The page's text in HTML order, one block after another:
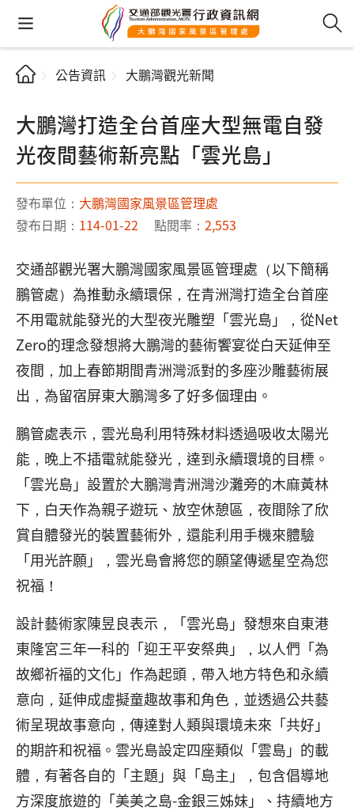
公告資訊 大鵬灣觀光新聞
大鵬灣打造全台首座大型無電自發
光夜間藝術新亮點「雲光島」
發布單位： 大鵬灣國家風景區管理處
發布日期： 114-01-22 點閱率： 2,553
交通部觀光署大鵬灣國家風景區管理處（以下簡稱
鵬管處）為推動永續環保，在青洲灣打造全台首座
不用電就能發光的大型夜光雕塑「雲光島」，從Net
Zero的理念發想將大鵬灣的藝術饗宴從白天延伸至
夜間，加上春節期間青洲灣派對的多座沙雕藝術展
出，為留宿屏東大鵬灣多了好多個理由。
鵬管處表示，雲光島利用特殊材料透過吸收太陽光
能，晚上不插電就能發光，達到永續環境的目標。
「雲光島」設置於大鵬灣青洲灣沙灘旁的木麻黃林
下，白天作為親子遊玩、放空休憩區，夜間除了欣
賞自體發光的裝置藝術外，還能利用手機來體驗
「用光許願」，雲光島會將您的願望傳遞星空為您
祝福！
設計藝術家陳昱良表示，「雲光島」發想來自東港
東隆宮三年一科的「迎王平安祭典」，以人們「為
故鄉祈福的文化」作為起頭，帶入地方特色和永續
意向，延伸成虛擬童趣故事和角色，並透過公共藝
術呈現故事意向，傳達對人類與環境未來「共好」
的期許和祝福。雲光島設定四座類似「雲島」的載
體，有著各自的「主題」與「島主」，包含倡導地
方深度旅遊的「美美之島-金銀三姊妹」、持續地方